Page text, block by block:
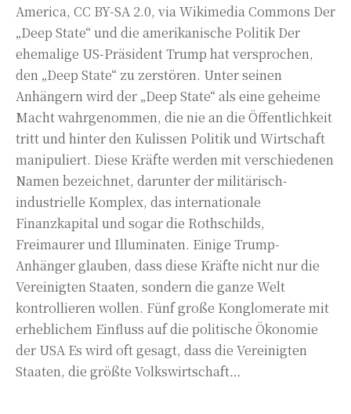
America, CC BY-SA 2.0, via Wikimedia Commons Der
„Deep State“ und die amerikanische Politik Der
ehemalige US-Präsident Trump hat versprochen,
den „Deep State“ zu zerstören. Unter seinen
Anhängern wird der „Deep State“ als eine geheime
Macht wahrgenommen, die nie an die Öffentlichkeit
tritt und hinter den Kulissen Politik und Wirtschaft
manipuliert. Diese Kräfte werden mit verschiedenen
Namen bezeichnet, darunter der militärisch-
industrielle Komplex, das internationale
Finanzkapital und sogar die Rothschilds,
Freimaurer und Illuminaten. Einige Trump-
Anhänger glauben, dass diese Kräfte nicht nur die
Vereinigten Staaten, sondern die ganze Welt
kontrollieren wollen. Fünf große Konglomerate mit
erheblichem Einfluss auf die politische Ökonomie
der USA Es wird oft gesagt, dass die Vereinigten
Staaten, die größte Volkswirtschaft…